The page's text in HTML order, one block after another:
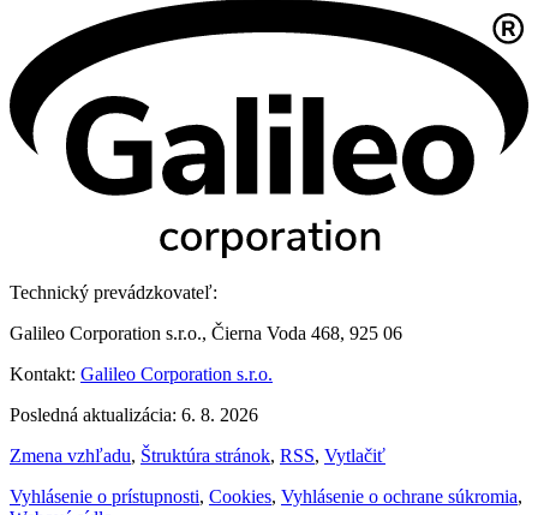
Technický prevádzkovateľ:
Galileo Corporation s.r.o., Čierna Voda 468, 925 06
Kontakt: Galileo Corporation s.r.o.
Posledná aktualizácia: 6. 8. 2026
Zmena vzhľadu, Štruktúra stránok, RSS, Vytlačiť
Vyhlásenie o prístupnosti, Cookies, Vyhlásenie o ochrane súkromia,